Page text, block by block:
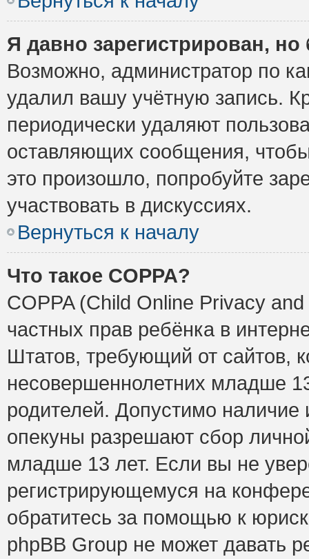
Я давно зарегистрирован,
Возможно, администратор по
удалил вашу учётную запись.
периодически удаляют
оставляющих сообщения,
это произошло, попробуйте
участвовать в дискуссиях.
Вернуться к началу
Что такое COPPA?
COPPA (Child Online Privacy
частных прав ребёнка в
Штатов, требующий от сайтов,
несовершеннолетних младше
родителей. Допустимо наличие
опекуны разрешают сбор
младше 13 лет. Если вы не
регистрирующемуся на
обратитесь за помощью к
phpBB Group не может давать